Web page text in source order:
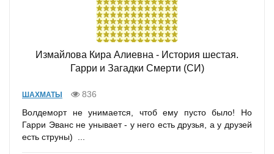
Измайлова Кира Алиевна - История шестая.
Гарри и Загадки Смерти (СИ)
ШАХМАТЫ
836
Волдеморт не унимается, чтоб ему пусто было! Но
Гарри Эванс не унывает - у него есть друзья, а у друзей
есть струны) ...